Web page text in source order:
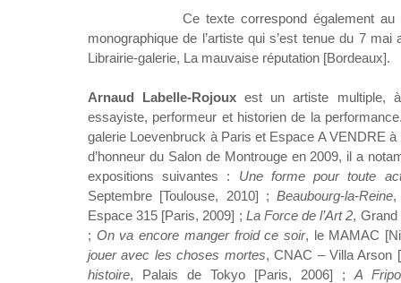
Ce texte correspond également au
monographique de l’artiste qui s’est tenue du 7 mai
Librairie-galerie, La mauvaise réputation [Bordeaux].
Arnaud Labelle-Rojoux est un artiste multiple,
essayiste, performeur et historien de la
galerie Loevenbruck à Paris et Espace A VENDRE
d’honneur du Salon de Montrouge en 2009, il a
expositions suivantes : Une forme pour toute
Septembre [Toulouse, 2010] ;Beaubourg-la-Reine,
Espace 315 [Paris, 2009] ; La Force de l’Art 2, Grand
; On va encore manger froid ce soir, le MAMAC
jouer avec les choses mortes, CNAC – Villa Arson
histoire, Palais de Tokyo [Paris, 2006] ; A